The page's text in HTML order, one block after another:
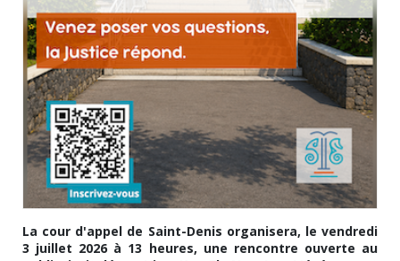
La cour d'appel de Saint-Denis organisera, le vendredi
3 juillet 2026 à 13 heures, une rencontre ouverte au